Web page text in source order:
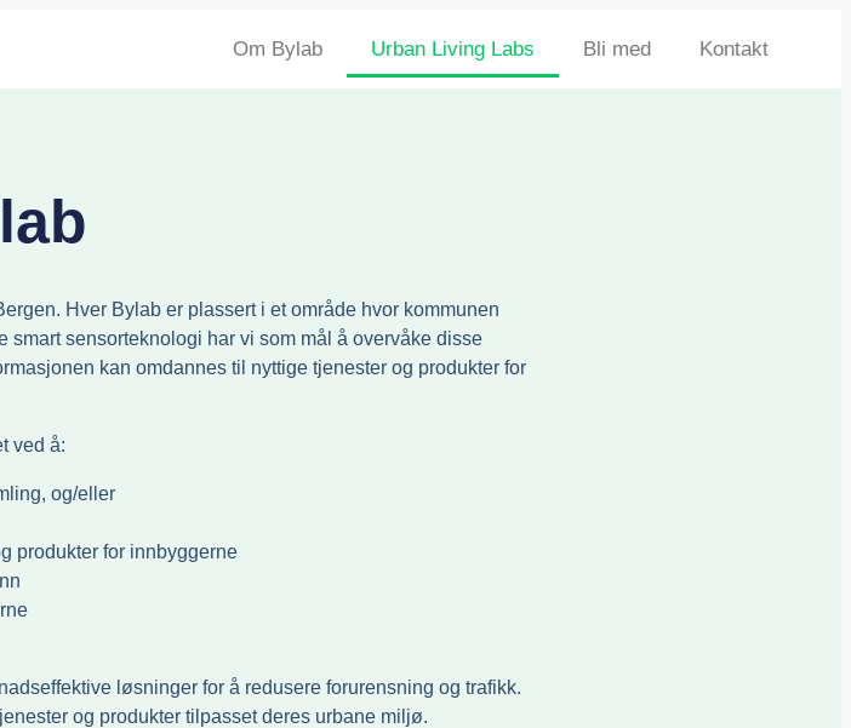
Om Bylab Urban Living Labs Bli med Kontakt
Hver Bylab er plassert i et område hvor kommunen
sensorteknologi har vi som mål å overvåke disse
kan omdannes til nyttige tjenester og produkter for
ved å:
og/eller
produkter for innbyggerne
løsninger for å redusere forurensning og trafikk.
og produkter tilpasset deres urbane miljø.